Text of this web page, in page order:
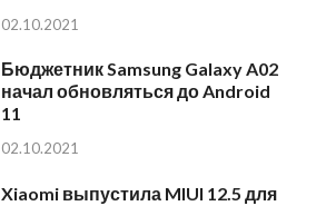
02.10.2021
Бюджетник Samsung Galaxy A02
начал обновляться до Android
11
02.10.2021
Xiaomi выпустила MIUI 12.5 для